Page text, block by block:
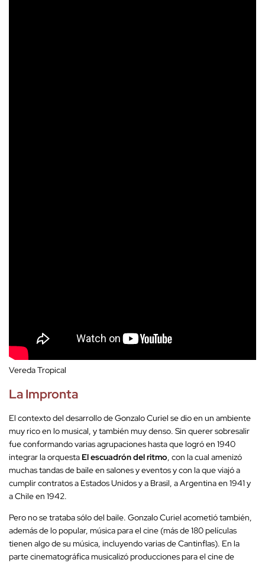
Vereda Tropical
La Impronta
El contexto del desarrollo de Gonzalo Curiel se dio en un ambiente
muy rico en lo musical, y también muy denso. Sin querer sobresalir
fue conformando varias agrupaciones hasta que logró en 1940
integrar la orquesta El escuadrón del ritmo, con la cual amenizó
muchas tandas de baile en salones y eventos y con la que viajó a
cumplir contratos a Estados Unidos y a Brasil, a Argentina en 1941 y
a Chile en 1942.
Pero no se trataba sólo del baile. Gonzalo Curiel acometió también,
además de lo popular, música para el cine (más de 180 películas
tienen algo de su música, incluyendo varias de Cantinflas). En la
parte cinematográfica musicalizó producciones para el cine de